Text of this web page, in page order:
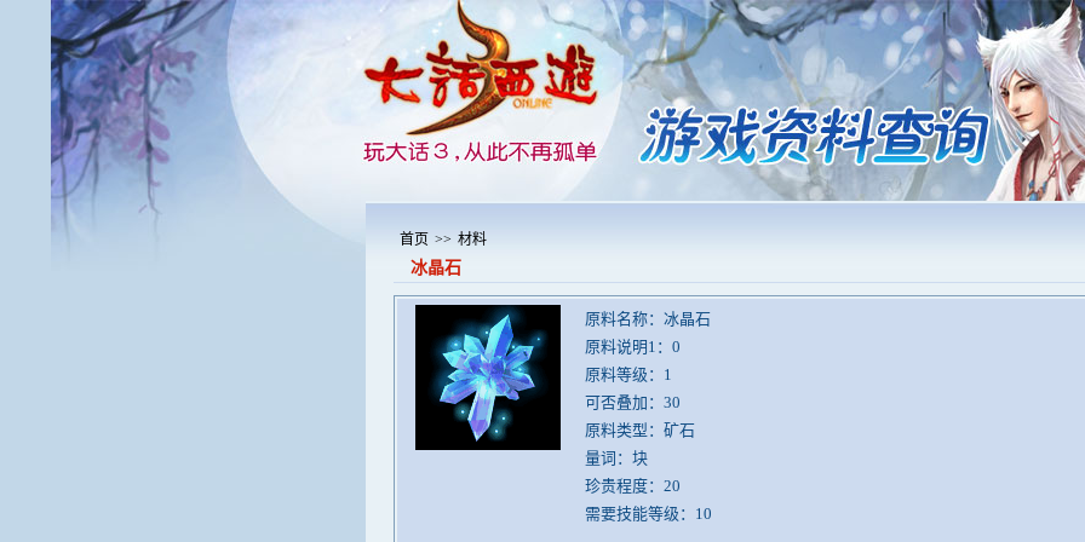
首页 >> 材料
冰晶石
原料名称：冰晶石
原料说明1：0
原料等级：1
可否叠加：30
原料类型：矿石
量词：块
珍贵程度：20
需要技能等级：10